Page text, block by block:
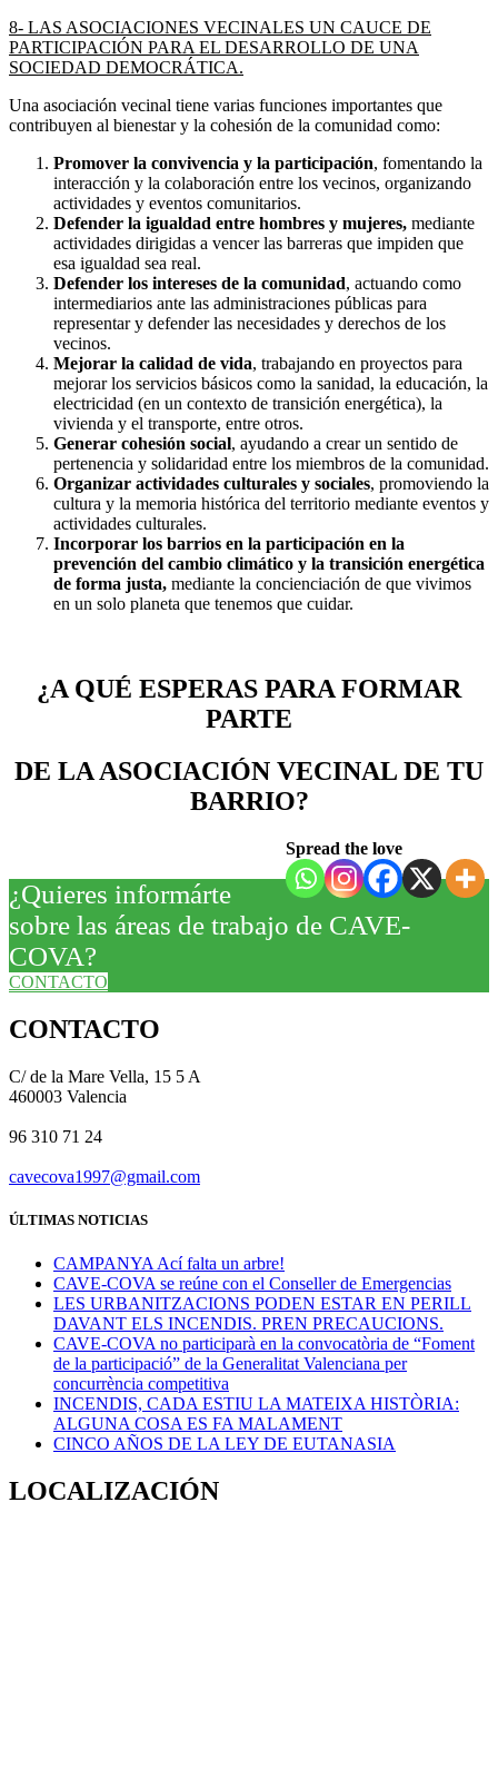
8- LAS ASOCIACIONES VECINALES UN CAUCE DE
PARTICIPACIÓN PARA EL DESARROLLO DE UNA
SOCIEDAD DEMOCRÁTICA.
Una asociación vecinal tiene varias funciones importantes que
contribuyen al bienestar y la cohesión de la comunidad como:
Promover la convivencia y la participación, fomentando la
interacción y la colaboración entre los vecinos, organizando
actividades y eventos comunitarios.
Defender la igualdad entre hombres y mujeres, mediante
actividades dirigidas a vencer las barreras que impiden que
esa igualdad sea real.
Defender los intereses de la comunidad, actuando como
intermediarios ante las administraciones públicas para
representar y defender las necesidades y derechos de los
vecinos.
Mejorar la calidad de vida, trabajando en proyectos para
mejorar los servicios básicos como la sanidad, la educación, la
electricidad (en un contexto de transición energética), la
vivienda y el transporte, entre otros.
Generar cohesión social, ayudando a crear un sentido de
pertenencia y solidaridad entre los miembros de la comunidad.
Organizar actividades culturales y sociales, promoviendo la
cultura y la memoria histórica del territorio mediante eventos y
actividades culturales.
Incorporar los barrios en la participación en la
prevención del cambio climático y la transición energética
de forma justa, mediante la concienciación de que vivimos
en un solo planeta que tenemos que cuidar.
¿A QUÉ ESPERAS PARA FORMAR
PARTE
DE LA ASOCIACIÓN VECINAL DE TU
BARRIO?
Spread the love
¿Quieres informárte
sobre las áreas de trabajo de CAVE-
COVA?
CONTACTO
CONTACTO
C/ de la Mare Vella, 15 5 A
460003 Valencia
96 310 71 24
cavecova1997@gmail.com
ÚLTIMAS NOTICIAS
CAMPANYA Ací falta un arbre!
CAVE-COVA se reúne con el Conseller de Emergencias
LES URBANITZACIONS PODEN ESTAR EN PERILL
DAVANT ELS INCENDIS. PREN PRECAUCIONS.
CAVE-COVA no participarà en la convocatòria de “Foment
de la participació” de la Generalitat Valenciana per
concurrència competitiva
INCENDIS, CADA ESTIU LA MATEIXA HISTÒRIA:
ALGUNA COSA ES FA MALAMENT
CINCO AÑOS DE LA LEY DE EUTANASIA
LOCALIZACIÓN